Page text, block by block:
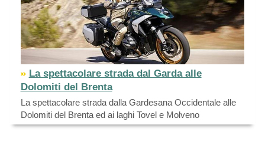
La spettacolare strada dal Garda alle
Dolomiti del Brenta
La spettacolare strada dalla Gardesana Occidentale alle
Dolomiti del Brenta ed ai laghi Tovel e Molveno